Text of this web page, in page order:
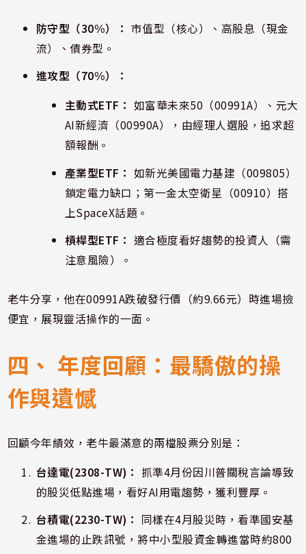
防守型（30%）： 市值型（核心）、高股息（現金
流）、債券型。
進攻型（70%）：
主動式ETF： 如富華未來50（00991A）、元大
AI新經濟（00990A），由經理人選股，追求超
額報酬。
產業型ETF： 如新光美國電力基建（009805）
鎖定電力缺口；第一金太空衛星（00910）搭
上SpaceX話題。
槓桿型ETF： 適合極度看好趨勢的投資人（需
注意風險）。
老牛分享，他在00991A跌破發行價（約9.66元）時進場撿
便宜，展現靈活操作的一面。
四、 年度回顧：最驕傲的操
作與遺憾
回顧今年績效，老牛最滿意的兩檔股票分別是：
台達電(2308-TW)： 抓準4月份因川普關稅言論導致
的股災低點進場，看好AI用電趨勢，獲利豐厚。
台積電(2230-TW)： 同樣在4月股災時，看準國安基
金進場的止跌訊號，將中小型股資金轉進當時約800